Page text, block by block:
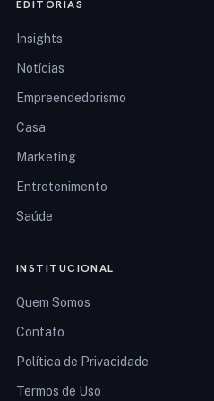
EDITORIAS
Insights
Notícias
Empreendedorismo
Casa
Marketing
Entretenimento
Saúde
INSTITUCIONAL
Quem Somos
Contato
Política de Privacidade
Termos de Uso